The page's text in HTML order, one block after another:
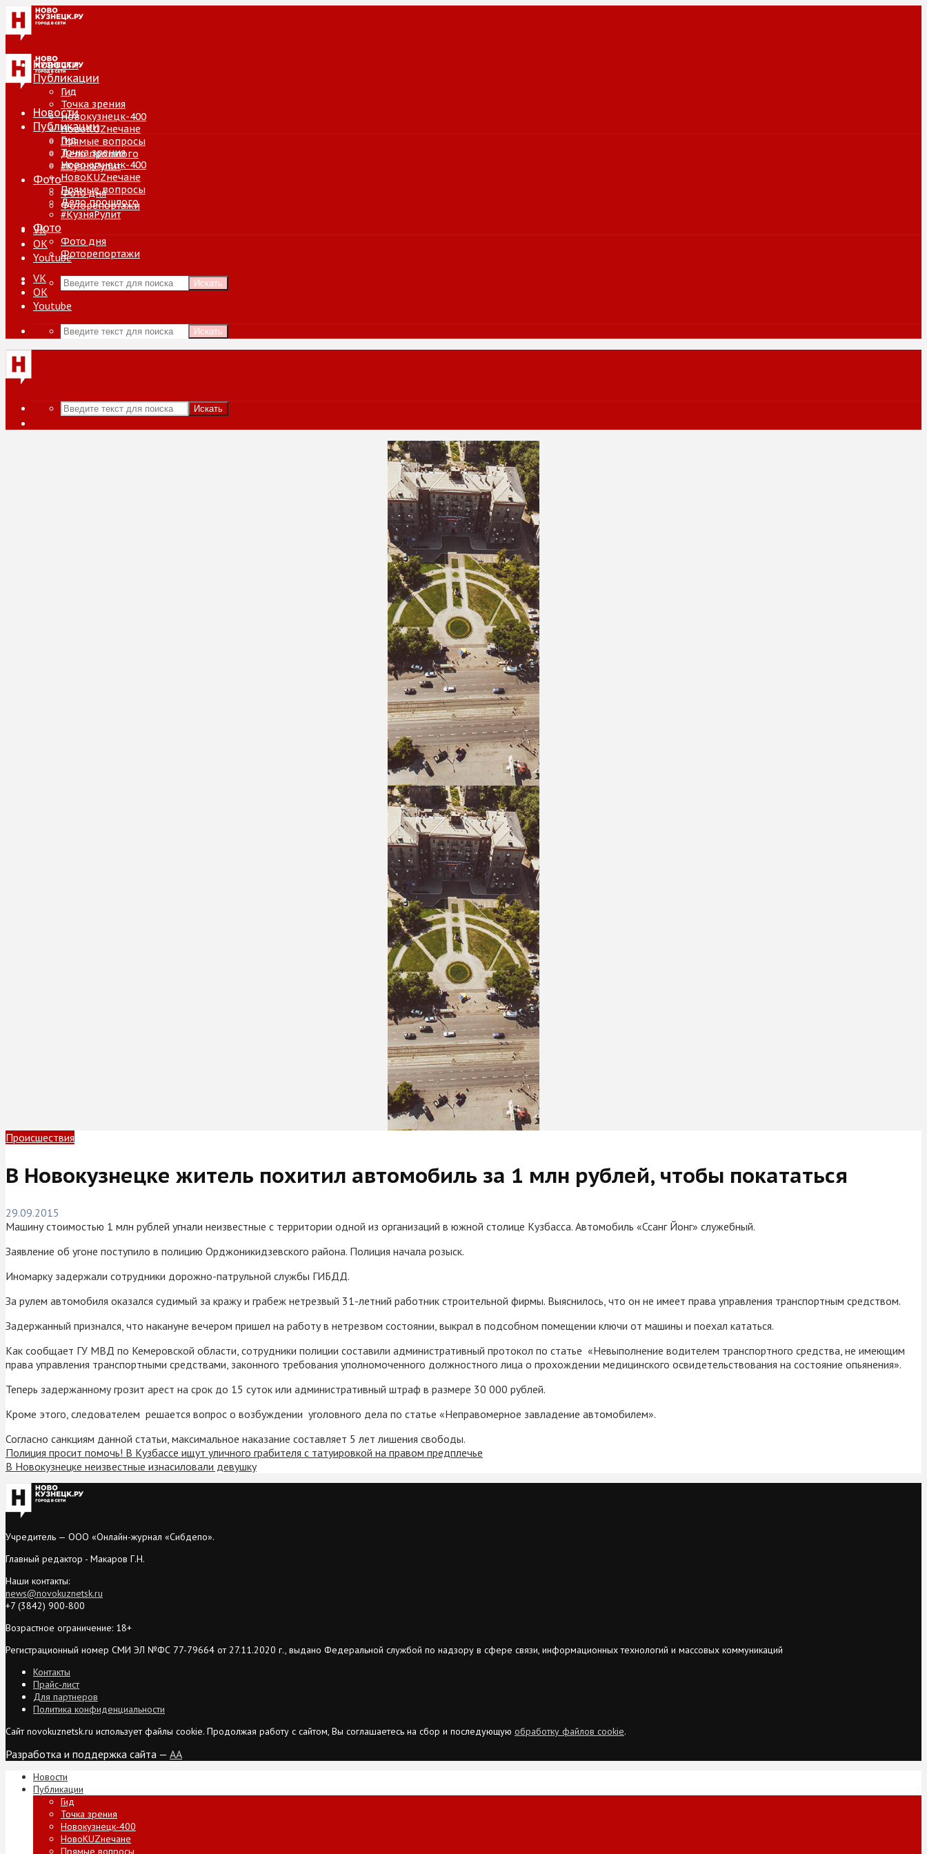
Новости
Публикации
Гид
Точка зрения
Новокузнецк-400
НовоKUZнечане
Прямые вопросы
Дело прошлого
#КузняРулит
Фото
Фото дня
Фоторепортажи
VK
ОК
Youtube
Искать
Новости
Публикации
Гид
Точка зрения
Новокузнецк-400
НовоKUZнечане
Прямые вопросы
Дело прошлого
#КузняРулит
Фото
Фото дня
Фоторепортажи
VK
ОК
Youtube
Искать
Искать
Происшествия
В Новокузнецке житель похитил автомобиль за 1 млн рублей, чтобы покататься
29.09.2015
Машину стоимостью 1 млн рублей угнали неизвестные с территории одной из организаций в южной столице Кузбасса. Автомобиль «Ссанг Йонг» служебный.
Заявление об угоне поступило в полицию Орджоникидзевского района. Полиция начала розыск.
Иномарку задержали сотрудники дорожно-патрульной службы ГИБДД.
За рулем автомобиля оказался судимый за кражу и грабеж нетрезвый 31-летний работник строительной фирмы. Выяснилось, что он не имеет права управления транспортным средством.
Задержанный признался, что накануне вечером пришел на работу в нетрезвом состоянии, выкрал в подсобном помещении ключи от машины и поехал кататься.
Как сообщает ГУ МВД по Кемеровской области, сотрудники полиции составили административный протокол по статье «Невыполнение водителем транспортного средства, не имеющим
права управления транспортными средствами, законного требования уполномоченного должностного лица о прохождении медицинского освидетельствования на состояние опьянения».
Теперь задержанному грозит арест на срок до 15 суток или административный штраф в размере 30 000 рублей.
Кроме этого, следователем решается вопрос о возбуждении уголовного дела по статье «Неправомерное завладение автомобилем».
Согласно санкциям данной статьи, максимальное наказание составляет 5 лет лишения свободы.
Полиция просит помочь! В Кузбассе ищут уличного грабителя с татуировкой на правом предплечье
В Новокузнецке неизвестные изнасиловали девушку
Учредитель — ООО «Онлайн-журнал «Сибдепо».
Главный редактор - Макаров Г.Н.
Наши контакты:
news@novokuznetsk.ru
+7 (3842) 900-800
Возрастное ограничение: 18+
Регистрационный номер СМИ ЭЛ №ФС 77-79664 от 27.11.2020 г., выдано Федеральной службой по надзору в сфере связи, информационных технологий и массовых коммуникаций
Контакты
Прайс-лист
Для партнеров
Политика конфиденциальности
Сайт novokuznetsk.ru использует файлы cookie. Продолжая работу с сайтом, Вы соглашаетесь на сбор и последующую обработку файлов cookie.
Разработка и поддержка сайта — AA
Новости
Публикации
Гид
Точка зрения
Новокузнецк-400
НовоKUZнечане
Прямые вопросы